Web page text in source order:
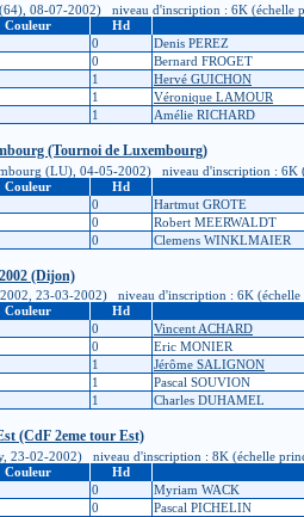
08-07-2002) niveau d'inscription : 6K (échelle
Couleur
Hd
0 Denis PEREZ
0 Bernard FROGET
1 Hervé GUICHON
1 Véronique LAMOUR
1 Amélie RICHARD
(Tournoi de Luxembourg)
(LU), 04-05-2002) niveau d'inscription : 6K
Couleur
Hd
0 Hartmut GROTE
0 Robert MEERWALDT
0 Clemens WINKLMAIER
(Dijon)
23-03-2002) niveau d'inscription : 6K (échelle
Couleur
Hd
0 Vincent ACHARD
0 Eric MONIER
1 Jérôme SALIGNON
1 Pascal SOUVION
1 Charles DUHAMEL
(CdF 2eme tour Est)
23-02-2002) niveau d'inscription : 8K (échelle
Couleur
Hd
0 Myriam WACK
0 Pascal PICHELIN